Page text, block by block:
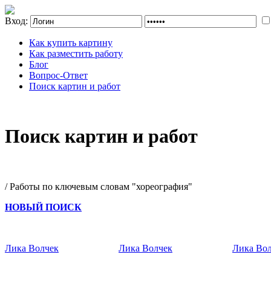
Вход:
Как купить картину
Как разместить работу
Блог
Вопрос-Ответ
Поиск картин и работ
Поиск картин и работ
/ Работы по ключевым словам "хореография"
НОВЫЙ ПОИСК
Лика Волчек Лика Волчек Лика